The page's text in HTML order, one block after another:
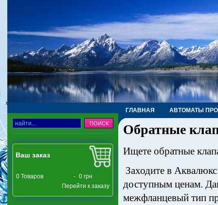
ГЛАВНАЯ АВТОМАТЫ
ТРУБЫ, ФИТИНГИ, КРАНЫ
Ваш заказ
0 Товаров - 0 грн
Перейти к заказу
Обратные
Ищете обратные
Заходите в
доступным ценам.
межфланцевый тип